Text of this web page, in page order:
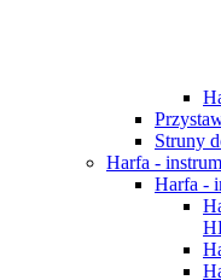
Struny
Harfa -
Harfa -